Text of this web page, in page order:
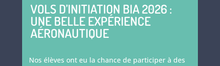
VOLS D’INITIATION BIA 2026 :
UNE BELLE EXPÉRIENCE
AÉRONAUTIQUE
Nos élèves ont eu la chance de participer à des